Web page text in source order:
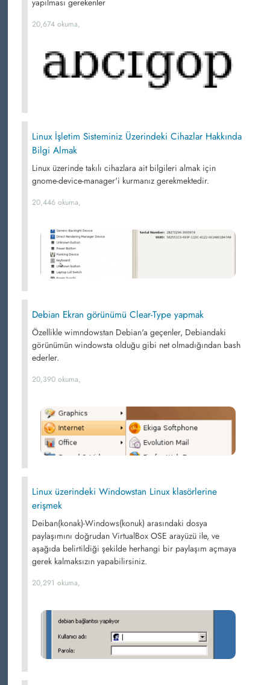
yapılması gerekenler
20,674 okuma,
Linux İşletim Sisteminiz Üzerindeki Cihazlar Hakkında
Bilgi Almak
Linux üzerinde takılı cihazlara ait bilgileri almak için
gnome-device-manager'i kurmanız gerekmektedir.
20,446 okuma,
Debian Ekran görünümü Clear-Type yapmak
Özellikle wimndowstan Debian'a geçenler, Debiandaki
görünümün windowsta olduğu gibi net olmadığından bash
ederler.
20,390 okuma,
Linux üzerindeki Windowstan Linux klasörlerine
erişmek
Deiban(konak)-Windows(konuk) arasındaki dosya
paylaşımını doğrudan VirtualBox OSE arayüzü ile, ve
aşağıda belirtildiği şekilde herhangi bir paylaşım açmaya
gerek kalmaksızın yapabilirsiniz.
20,291 okuma,